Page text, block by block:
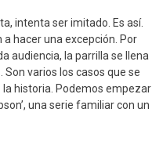
intenta ser imitado. Es así.
a hacer una excepción. Por
audiencia, la parrilla se llena
varios los casos que se
la historia. Podemos empezar
una serie familiar con un